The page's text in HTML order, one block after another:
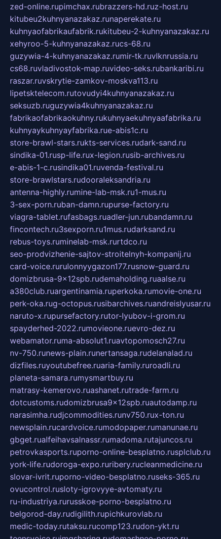
zed-online.rupimchax.rubrazzers-hd.ruz-host.ru
kitubeu2kuhnyanazakaz.runaperekate.ru
kuhnyaofabrikaufabrik.rukitubeu-2-kuhnyanazakaz.ru
xehyroo-5-kuhnyanazakaz.rucs-68.ru
guzywia-4-kuhnyanazakaz.rumir-tk.ruvlknrussia.ru
cs68.ruvladivostok-map.ruvideo-seks.rubankaribi.ru
raszar.ruvskrytie-zamkov-moskva113.ru
lipetsktelecom.rutovudyi4kuhnyanazakaz.ru
seksuzb.ruguzywia4kuhnyanazakaz.ru
fabrikaofabrikaokuhny.rukuhnyaekuhnyaafabrika.ru
kuhnyaykuhnyayfabrika.rue-abis1c.ru
store-brawl-stars.rukts-services.rudark-sand.ru
sindika-01.rusp-life.rux-legion.rusib-archives.ru
e-abis-1-c.rusindika01.ruvenda-festival.ru
store-brawlstars.rudooraleksandria.ru
antenna-highly.rumine-lab-msk.ru1-mus.ru
3-sex-porn.ruban-damn.rupurse-factory.ru
viagra-tablet.rufasbags.ruadler-jun.rubandamn.ru
fincontech.ru3sexporn.ru1mus.rudarksand.ru
rebus-toys.ruminelab-msk.rurtdco.ru
seo-prodvizhenie-sajtov-stroitelnyh-kompanij.ru
card-voice.rurulonnyygazon177.rusnow-guard.ru
domizbrusa-9x12spb.rudemaholding.ruaalse.ru
a380club.ruargentinamia.ruperkoka.rumovie-one.ru
perk-oka.rug-octopus.rusibarchives.ruandreislyusar.ru
naruto-x.rupursefactory.rutor-lyubov-i-grom.ru
spayderhed-2022.rumovieone.ruevro-dez.ru
webamator.ruma-absolut1.ruavtopomosch27.ru
nv-750.runews-plain.runertansaga.rudelanalad.ru
dizfiles.ruyoutubefree.ruaria-family.ruroadli.ru
planeta-samara.rumysmartbuy.ru
matrasy-kemerovo.ruashanet.rutrade-farm.ru
dotcustoms.rudomizbrusa9x12spb.ruautodamp.ru
narasimha.rudjcommodities.runv750.rux-ton.ru
newsplain.rucardvoice.rumodopaper.rumanunae.ru
gbget.rualfeihavsalnassr.rumadoma.rutajuncos.ru
petrovkasports.ruporno-online-besplatno.rusplclub.ru
york-life.rudoroga-expo.ruribery.rucleanmedicine.ru
slovar-ivrit.ruporno-video-besplatno.ruseks-365.ru
ovucontrol.rusloty-igrovyye-avtomaty.ru
ru-industriya.rurusskoe-porno-besplatno.ru
belgorod-day.rudigilith.rupichkurovlab.ru
medic-today.rutaksu.rucomp123.rudon-ykt.ru